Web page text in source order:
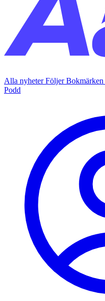
Alla nyheterFöljerBokmärken
Podd